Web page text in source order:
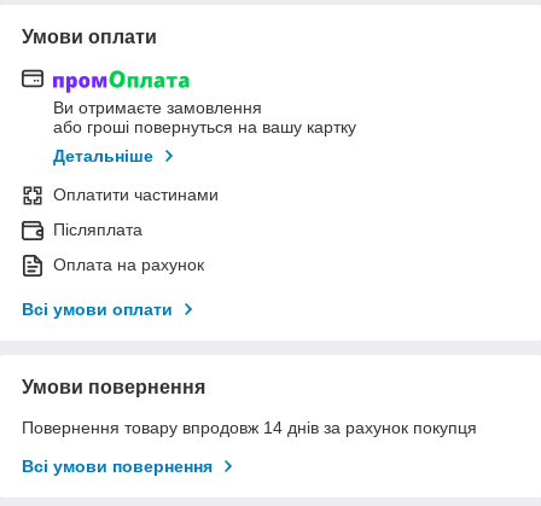
Умови оплати
Ви отримаєте замовлення
або гроші повернуться на вашу картку
Детальніше
Оплатити частинами
Післяплата
Оплата на рахунок
Всі умови оплати
Умови повернення
Повернення товару впродовж 14 днів за рахунок покупця
Всі умови повернення